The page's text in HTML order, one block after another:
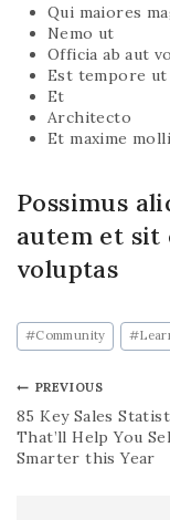
Qui maiores
Nemo ut
Officia ab aut
Est tempore
Et
Architecto
Et maxime
Possimus
autem et sit
voluptas
#Community #
PREVIOUS
85 Key Sales
That’ll Help You
Smarter this Year